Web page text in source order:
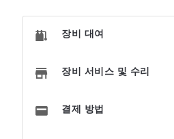
장비 대여
장비 서비스 및 수리
결제 방법